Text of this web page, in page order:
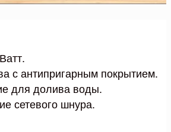
с антипригарным покрытием.
для долива воды.
сетевого шнура.